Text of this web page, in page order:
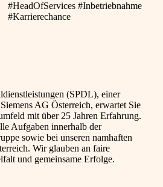
#HeadOfServices #Inbetriebnahme
#Karrierechance
(SPDL), einer
AG Österreich, erwartet Sie
mit über 25 Jahren Erfahrung.
Aufgaben innerhalb der
sowie bei unseren namhaften
Wir glauben an faire
und gemeinsame Erfolge.